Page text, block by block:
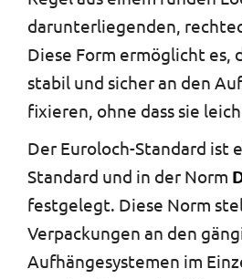
darunterliegenden,
Diese Form ermöglicht es,
stabil und sicher an den
fixieren, ohne dass sie
Der Euroloch-Standard ist
Standard und in der Norm
festgelegt. Diese Norm
Verpackungen an den
Aufhängesystemen im